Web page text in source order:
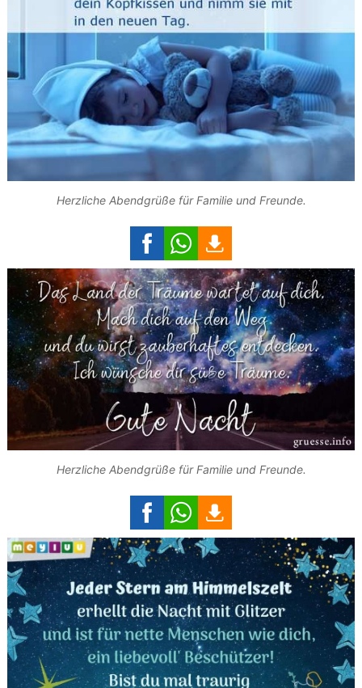
Herzliche Abendgrüße für Familie und Freunde.
Herzliche Abendgrüße für Familie und Freunde.